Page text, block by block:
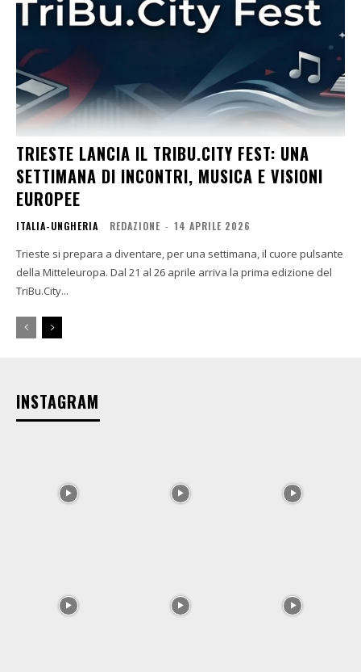
TRIESTE LANCIA IL TRIBU.CITY FEST: UNA
SETTIMANA DI INCONTRI, MUSICA E VISIONI
EUROPEE
ITALIA-UNGHERIA REDAZIONE - 14 APRILE 2026
Trieste si prepara a diventare, per una settimana, il cuore pulsante
della Mitteleuropa. Dal 21 al 26 aprile arriva la prima edizione del
TriBu.City...
INSTAGRAM